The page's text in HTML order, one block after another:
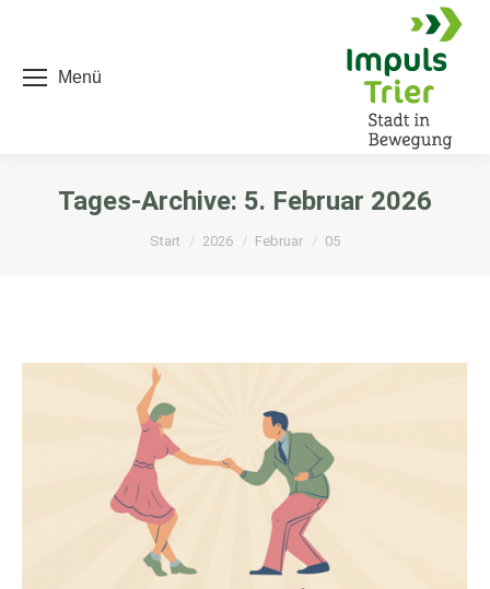
Menü
Tages-Archive: 5. Februar 2026
Sie befinden sich hier:
Start 2026 Februar 05